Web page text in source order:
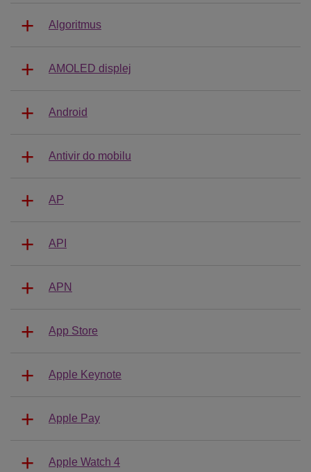
Algoritmus
AMOLED displej
Android
Antivir do mobilu
AP
API
APN
App Store
Apple Keynote
Apple Pay
Apple Watch 4